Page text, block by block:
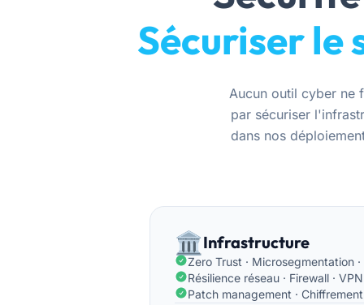
Sécuriser
Aucun outil cyber ne
par sécuriser
dans nos
🏛️Infrastructure
Zero Trust · Microsegmentation
Résilience réseau · Firewall · VPN
Patch management ·